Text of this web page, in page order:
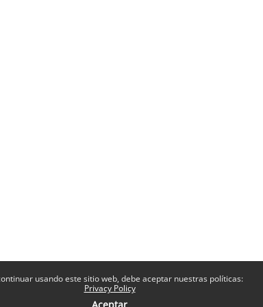
usando este sitio web, debe aceptar nuestras políticas:
Privacy Policy